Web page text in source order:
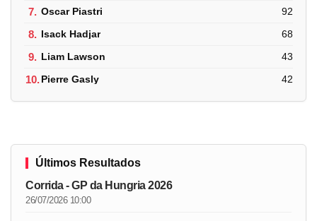
7. Oscar Piastri 92
8. Isack Hadjar 68
9. Liam Lawson 43
10.Pierre Gasly 42
Últimos Resultados
Corrida - GP da Hungria 2026
26/07/2026 10:00